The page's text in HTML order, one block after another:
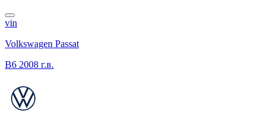
vin
Volkswagen Passat
B6 2008 г.в.